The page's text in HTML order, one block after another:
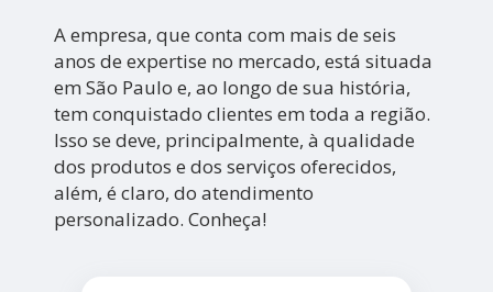
A empresa, que conta com mais de seis
anos de expertise no mercado, está situada
em São Paulo e, ao longo de sua história,
tem conquistado clientes em toda a região.
Isso se deve, principalmente, à qualidade
dos produtos e dos serviços oferecidos,
além, é claro, do atendimento
personalizado. Conheça!